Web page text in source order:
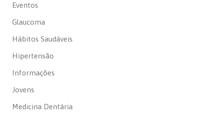
Eventos
Glaucoma
Hábitos Saudáveis
Hipertensão
Informações
Jovens
Medicina Dentária